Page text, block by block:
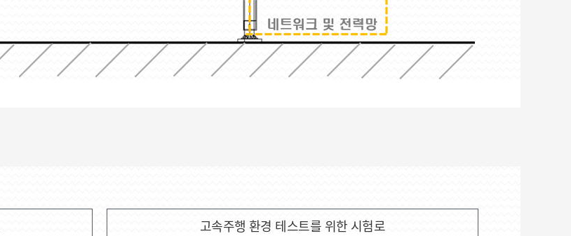
고속주행 환경 테스트를 위한 시험로